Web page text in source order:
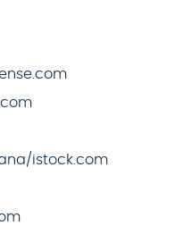
istock.com